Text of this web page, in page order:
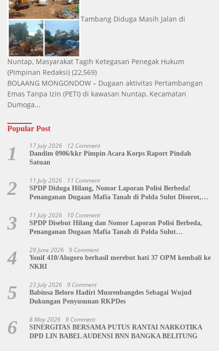
Tambang Diduga Masih Jalan di
Nuntap, Masyarakat Tagih Ketegasan Penegak Hukum
(Pimpinan Redaksi) (22,569)
BOLAANG MONGONDOW – Dugaan aktivitas Pertambangan
Emas Tanpa Izin (PETI) di kawasan Nuntap, Kecamatan
Dumoga...
Popular Post
1 17 July 2026 12 Comment
Dandim 0906/kkr Pimpin Acara Korps Raport Pindah
Satuan
2 11 July 2026 11 Comment
SPDP Diduga Hilang, Nomor Laporan Polisi Berbeda!
Penanganan Dugaan Mafia Tanah di Polda Sulut Disorot,
3 11 July 2026 10 Comment
SPDP Disebut Hilang dan Nomor Laporan Polisi Berbeda,
Penanganan Dugaan Mafia Tanah di Polda Sulut
4 29 June 2026 9 Comment
Yonif 410/Alugoro berhasil merebut hati 37 OPM kembali ke
NKRI
5 23 July 2026 9 Comment
Babinsa Beloro Hadiri Musrenbangdes Sebagai Wujud
Dukungan Penyusunan RKPDes
6 8 May 2026 9 Comment
SINERGITAS BERSAMA PUTUS RANTAI NARKOTIKA
DPD LIN BABEL AUDENSI BNN BANGKA BELITUNG